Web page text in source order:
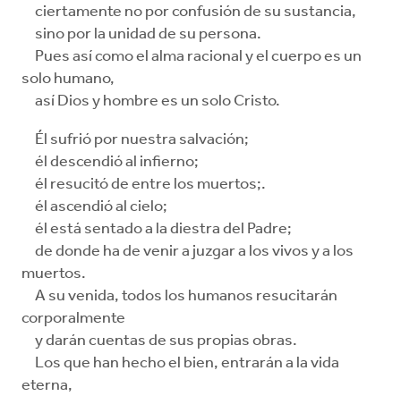
ciertamente no por confusión de su sustancia,
sino por la unidad de su persona.
Pues así como el alma racional y el cuerpo es un
solo humano,
así Dios y hombre es un solo Cristo.
Él sufrió por nuestra salvación;
él descendió al infierno;
él resucitó de entre los muertos;.
él ascendió al cielo;
él está sentado a la diestra del Padre;
de donde ha de venir a juzgar a los vivos y a los
muertos.
A su venida, todos los humanos resucitarán
corporalmente
y darán cuentas de sus propias obras.
Los que han hecho el bien, entrarán a la vida
eterna,